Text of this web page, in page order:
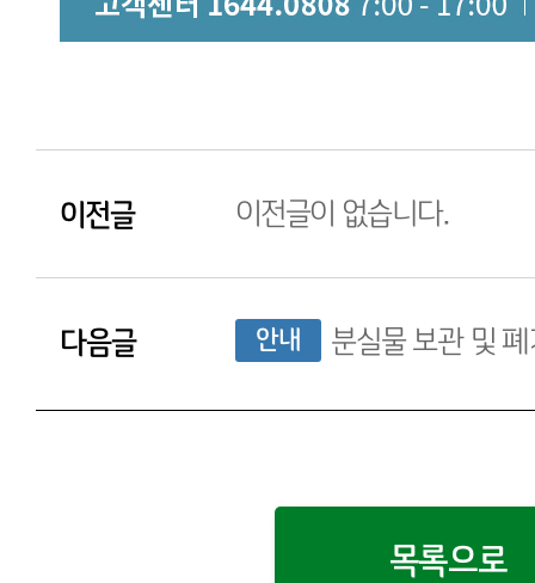
이전글 이전글이 없습니다.
다음글 안내 분실물 보관 및
목록으로